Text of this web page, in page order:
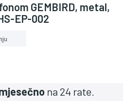
GEMBIRD, metal,
EP-002
na 24 rate.